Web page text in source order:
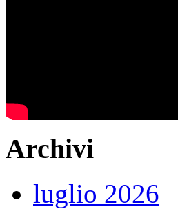
Archivi
luglio 2026